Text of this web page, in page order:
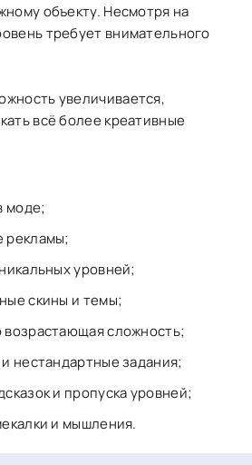
объекту. Несмотря на
требует внимательного
увеличивается,
всё более креативные
моде;
рекламы;
уровней;
скины и темы;
сложность;
нестандартные задания;
и пропуска уровней;
и мышления.